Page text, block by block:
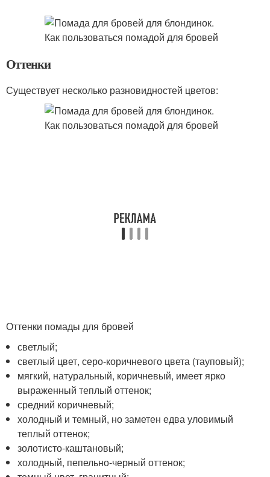
Оттенки
Существует несколько разновидностей цветов:
Оттенки помады для бровей
светлый;
светлый цвет, серо-коричневого цвета (тауповый);
мягкий, натуральный, коричневый, имеет ярко
выраженный теплый оттенок;
средний коричневый;
холодный и темный, но заметен едва уловимый
теплый оттенок;
золотисто-каштановый;
холодный, пепельно-черный оттенок;